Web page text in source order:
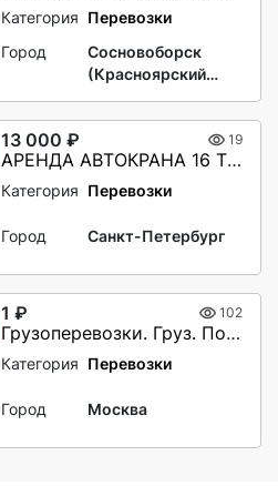
Категория Перевозки
Город
Сосновоборск
(Красноярский
13 000 ₽ 19
АРЕНДА АВТОКРАНА 16 ТОНН , СТРЕЛА 18 МЕТРОВ
Категория Перевозки
Город Санкт-Петербург
1 ₽ 102
Грузоперевозки. Груз. Попутный груз. Догруз . Автовоз.
Категория Перевозки
Город Москва